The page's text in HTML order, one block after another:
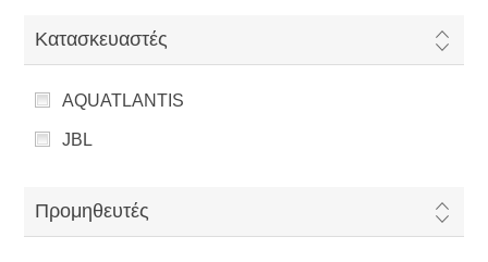
Κατασκευαστές
AQUATLANTIS
JBL
Προμηθευτές